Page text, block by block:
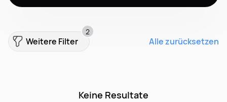
Weitere Filter
2
Alle zurücksetzen
Keine Resultate